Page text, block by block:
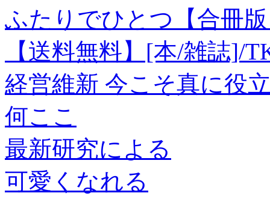
ふたりでひとつ【合冊
【送料無料】[本/雑誌]/
経営維新 今こそ真に役
何ここ
最新研究による
可愛くなれる